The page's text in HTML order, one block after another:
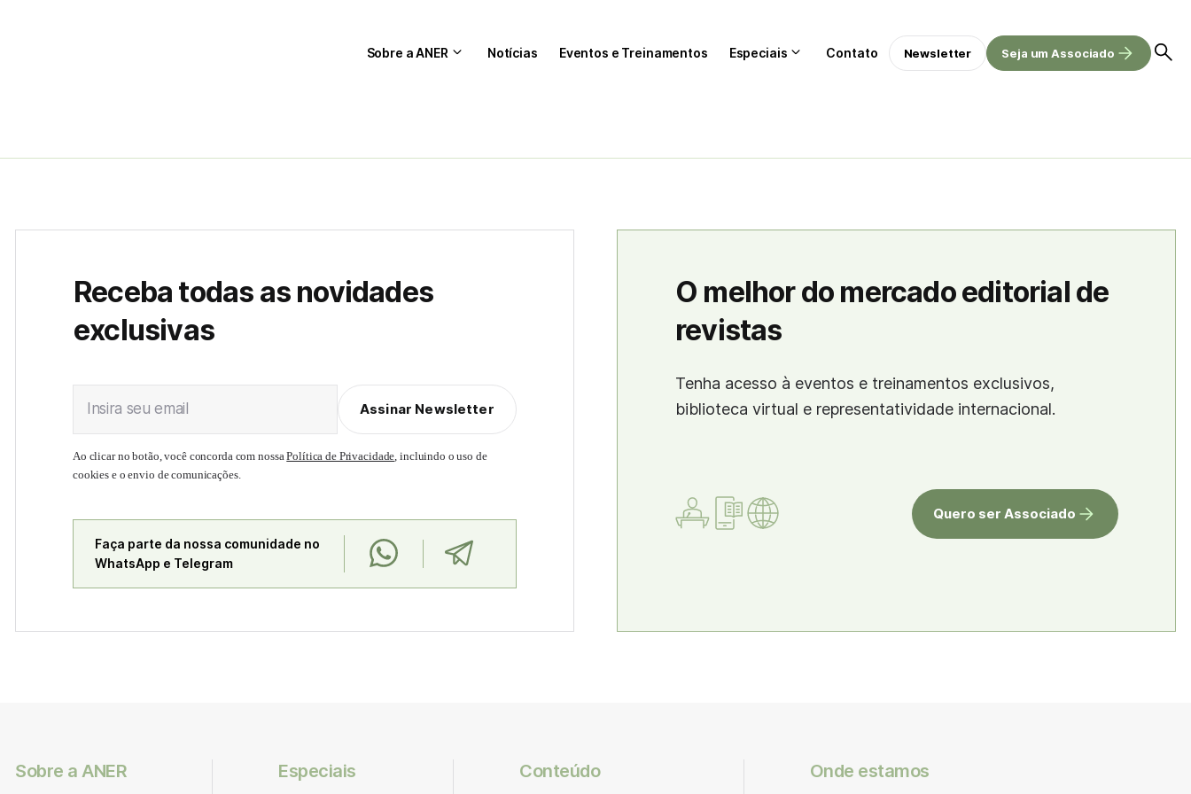
Sobre a ANER Notícias Eventos e Treinamentos Especiais Contato Newsletter Seja um Associado
Receba todas as novidades
exclusivas
Insira seu email Assinar Newsletter
Ao clicar no botão, você concorda com nossaPolítica de Privacidade, incluindo o uso de
cookies e o envio de comunicações.
Faça parte da nossa comunidade no
WhatsApp e Telegram
O melhor do mercado editorial de
revistas
Tenha acesso à eventos e treinamentos exclusivos,
biblioteca virtual e representatividade internacional.
Quero ser Associado
Sobre a ANER Especiais Conteúdo Onde estamos